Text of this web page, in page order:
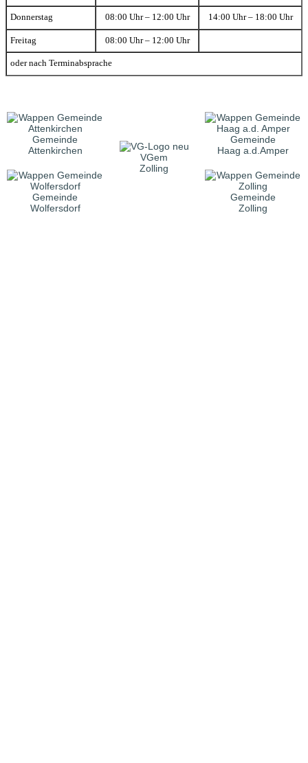
Donnerstag 08:00 Uhr – 12:00 Uhr 14:00 Uhr – 18:00 Uhr
Freitag 08:00 Uhr – 12:00 Uhr
oder nach Terminabsprache
Gemeinde
Attenkirchen
VGem
Zolling
Gemeinde
Haag a.d.Amper
Gemeinde
Wolfersdorf
Gemeinde
Zolling